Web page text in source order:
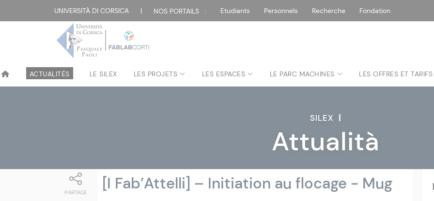
UNIVERSITÀ DI CORSICA | NOS PORTAILS : Etudiants Personnels Recherche Fondation
ACTUALITÉS LE SILEX LES PROJETS LES ESPACES LE PARC MACHINES LES OFFRES ET TARIFS
SILEX |
Attualità
PARTAGE [I Fab’Attelli] – Initiation au flocage - Mug